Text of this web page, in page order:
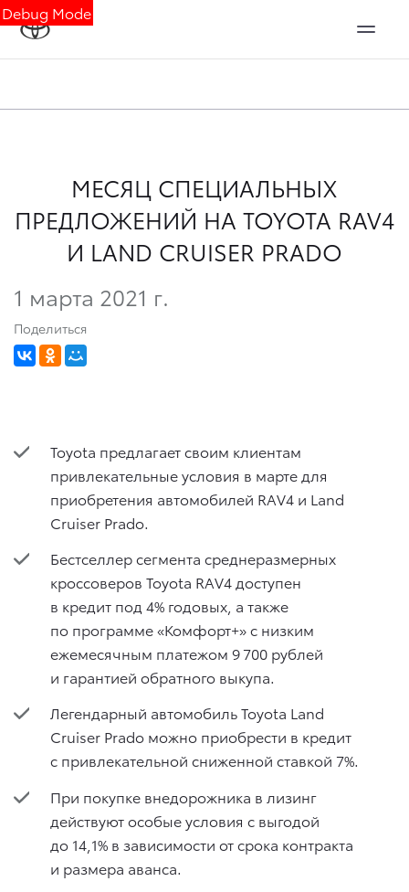
Debug Mode
МЕСЯЦ СПЕЦИАЛЬНЫХ
ПРЕДЛОЖЕНИЙ НА TOYOTA RAV4
И LAND CRUISER PRADO
1 марта 2021 г.
Поделиться
Toyota предлагает своим клиентам
привлекательные условия в марте для
приобретения автомобилей RAV4 и Land
Cruiser Prado.
Бестселлер сегмента среднеразмерных
кроссоверов Toyota RAV4 доступен
в кредит под 4% годовых, а также
по программе «Комфорт+» с низким
ежемесячным платежом 9 700 рублей
и гарантией обратного выкупа.
Легендарный автомобиль Toyota Land
Cruiser Prado можно приобрести в кредит
с привлекательной сниженной ставкой 7%.
При покупке внедорожника в лизинг
действуют особые условия с выгодой
до 14,1% в зависимости от срока контракта
и размера аванса.